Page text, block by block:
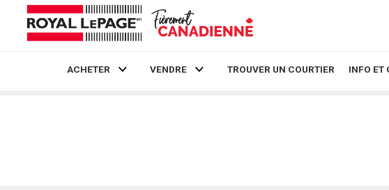
ACHETER VENDRE TROUVER UN COURTIER INFO ET